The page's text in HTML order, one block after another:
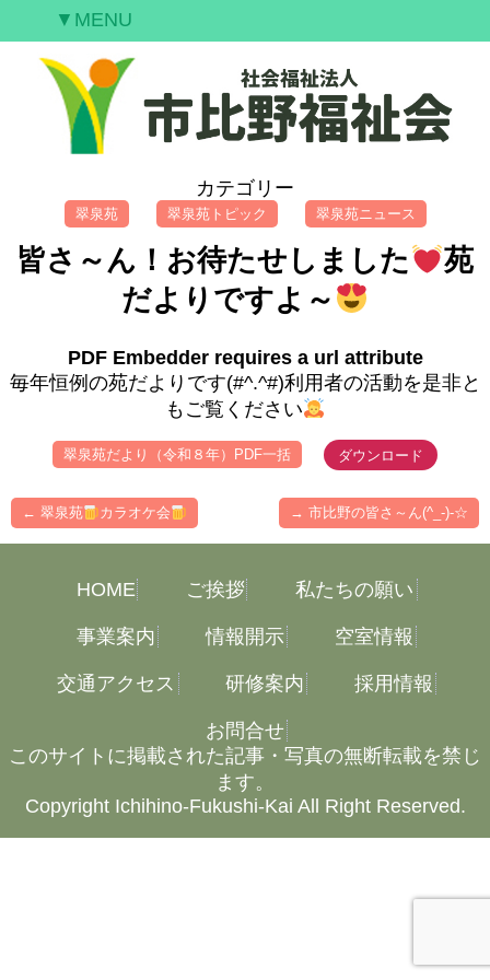
▼MENU
私たちの願い
事業案内
空室情報
研修案内
採用情報
お問合せ
カテゴリー
翠泉苑 翠泉苑トピック 翠泉苑ニュース
皆さ～ん！お待たせしました
苑
だよりですよ～
PDF Embedder requires a url attribute
毎年恒例の苑だよりです(#^.^#)利用者の活動を是非と
もご覧ください
翠泉苑だより（令和８年）PDF一括 ダウンロード
← 翠泉苑 カラオケ会 → 市比野の皆さ～ん(^_-)-☆
HOME ご挨拶 私たちの願い
事業案内 情報開示 空室情報
交通アクセス 研修案内 採用情報
お問合せ
このサイトに掲載された記事・写真の無断転載を禁じ
ます。
Copyright Ichihino-Fukushi-Kai All Right Reserved.